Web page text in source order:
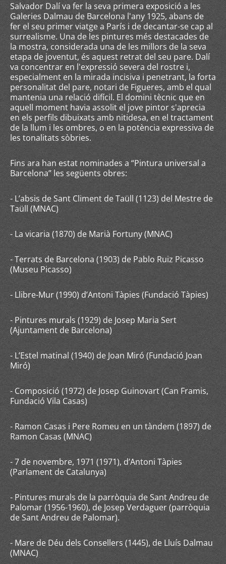
Salvador Dalí va fer la seva primera exposició a les
Galeries Dalmau de Barcelona l'any 1925, abans de
fer el seu primer viatge a París i de decantar-se cap al
surrealisme. Una de les pintures més destacades de
la mostra, considerada una de les millors de la seva
etapa de joventut, és aquest retrat del seu pare. Dalí
va concentrar en l'expressió severa del rostre i,
especialment en la mirada incisiva i penetrant, la forta
personalitat del pare, notari de Figueres, amb el qual
mantenia una relació difícil. El domini tècnic que en
aquell moment havia assolit el jove pintor s'aprecia
en els perfils dibuixats amb nitidesa, en el tractament
de la llum i les ombres, o en la potència expressiva de
les tonalitats sòbries.
Fins ara han estat nominades a “Pintura universal a
Barcelona” les següents obres:
- L’absis de Sant Climent de Taüll (1123) del Mestre de
Taüll (MNAC)
- La vicaria (1870) de Marià Fortuny (MNAC)
- Terrats de Barcelona (1903) de Pablo Ruiz Picasso
(Museu Picasso)
- Llibre-Mur (1990) d’Antoni Tàpies (Fundació Tàpies)
- Pintures murals (1929) de Josep Maria Sert
(Ajuntament de Barcelona)
- L’Estel matinal (1940) de Joan Miró (Fundació Joan
Miró)
- Composició (1972) de Josep Guinovart (Can Framis,
Fundació Vila Casas)
- Ramon Casas i Pere Romeu en un tàndem (1897) de
Ramon Casas (MNAC)
- 7 de novembre, 1971 (1971), d’Antoni Tàpies
(Parlament de Catalunya)
- Pintures murals de la parròquia de Sant Andreu de
Palomar (1956-1960), de Josep Verdaguer (parròquia
de Sant Andreu de Palomar).
- Mare de Déu dels Consellers (1445), de Lluís Dalmau
(MNAC)